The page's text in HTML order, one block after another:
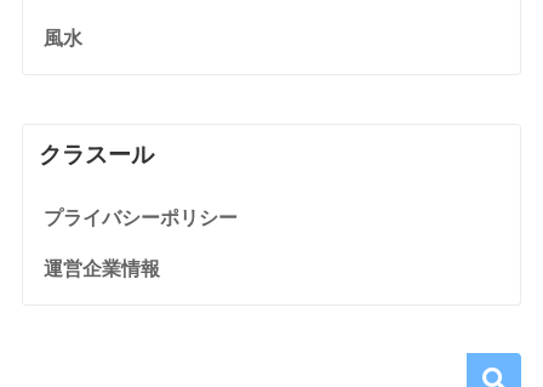
風水
クラスール
プライバシーポリシー
運営企業情報